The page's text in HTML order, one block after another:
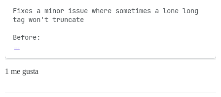
Fixes a minor issue where sometimes a lone long
tag won't truncate
…
1 me gusta